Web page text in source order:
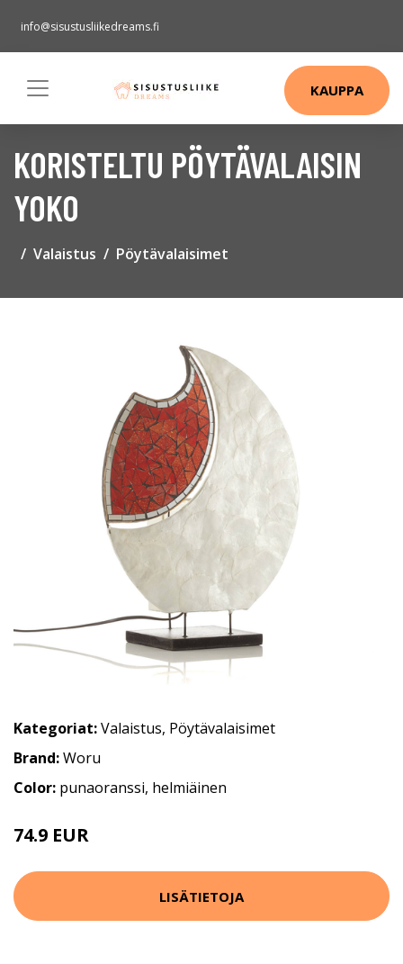
info@sisustusliikedreams.fi
KAUPPA
KORISTELTU PÖYTÄVALAISIN
YOKO
Valaistus Pöytävalaisimet
Kategoriat:Valaistus, Pöytävalaisimet
Brand:Woru
Color: punaoranssi, helmiäinen
74.9 EUR
LISÄTIETOJA